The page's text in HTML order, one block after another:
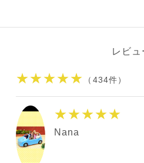
レビュ
★★★★★ （434件）
★★★★★
Nana